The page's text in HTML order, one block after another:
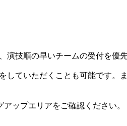
技順の早いチームの受付を優
していただくことも可能です
ップエリアをご確認ください。